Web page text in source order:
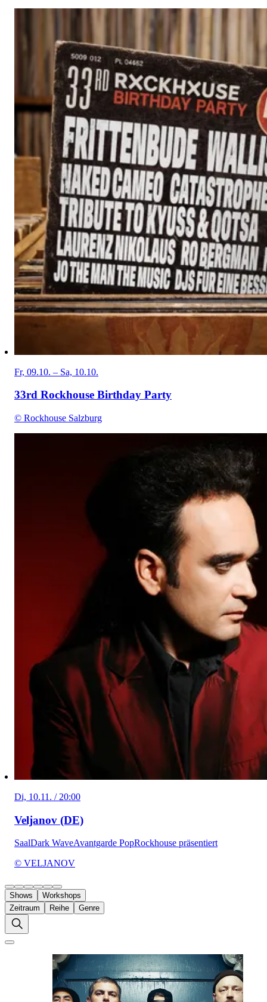
Fr, 09.10. – Sa, 10.10.
33rd Rockhouse Birthday Party
© Rockhouse Salzburg
Di, 10.11. / 20:00
Veljanov (DE)
SaalDark WaveAvantgarde PopRockhouse präsentiert
© VELJANOV
Shows
Workshops
Zeitraum
Reihe Genre